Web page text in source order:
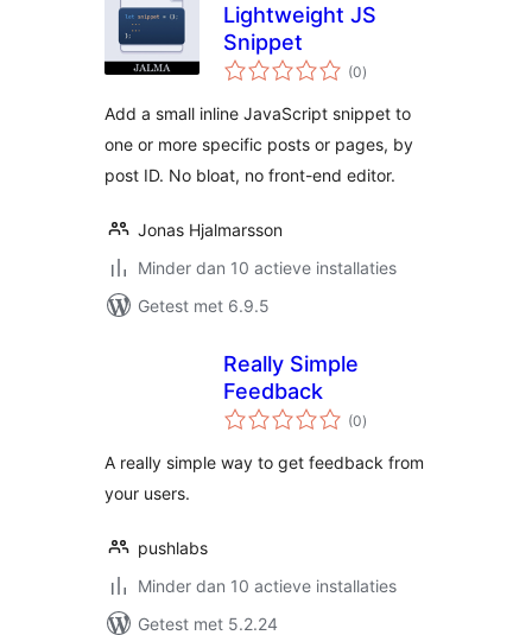
Lightweight JS
Snippet
(0totaal
waarderingen
)
Add a small inline JavaScript snippet to
one or more specific posts or pages, by
post ID. No bloat, no front-end editor.
Jonas Hjalmarsson
Minder dan 10 actieve installaties
Getest met 6.9.5
Really Simple
Feedback
(0totaal
waarderingen
)
A really simple way to get feedback from
your users.
pushlabs
Minder dan 10 actieve installaties
Getest met 5.2.24